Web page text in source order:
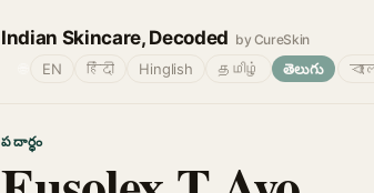
Indian Skincare, Decoded by CureSkin
EN हिंदी Hinglish தமிழ் తెలుగు
పదార్థం